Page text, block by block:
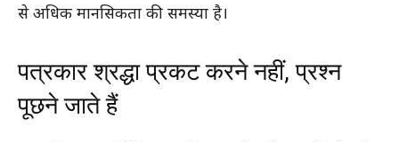
से अधिक मानसिकता की समस्या है।
पत्रकार श्रद्धा प्रकट करने नहीं, प्रश्न
पूछने जाते हैं